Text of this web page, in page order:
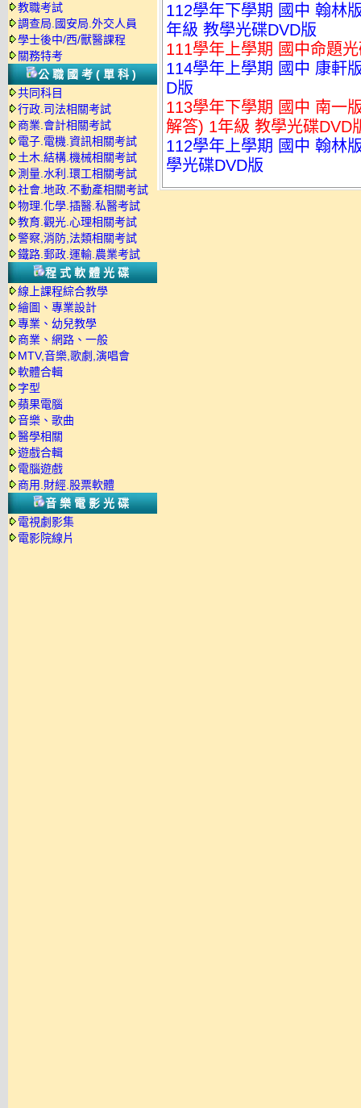
教職考試
調查局.國安局.外交人員
學士後中/西/獸醫課程
關務特考
公職國考(單科)
共同科目
行政.司法相關考試
商業.會計相關考試
電子.電機.資訊相關考試
土木.結構.機械相關考試
測量.水利.環工相關考試
社會.地政.不動產相關考試
物理.化學.插醫.私醫考試
教育.觀光.心理相關考試
警察,消防,法類相關考試
鐵路.郵政.運輸.農業考試
程式軟體光碟
線上課程綜合教學
繪圖、專業設計
專業、幼兒教學
商業、網路、一般
MTV,音樂,歌劇,演唱會
軟體合輯
字型
蘋果電腦
音樂、歌曲
醫學相關
遊戲合輯
電腦遊戲
商用.財經.股票軟體
音樂電影光碟
電視劇影集
電影院線片
112學年下學期 國中 翰林
年級 教學光碟DVD版
111學年上學期 國中命題
114學年上學期 國中 康軒
D版
113學年下學期 國中 南一
解答) 1年級 教學光碟DVD
112學年上學期 國中 翰林
學光碟DVD版